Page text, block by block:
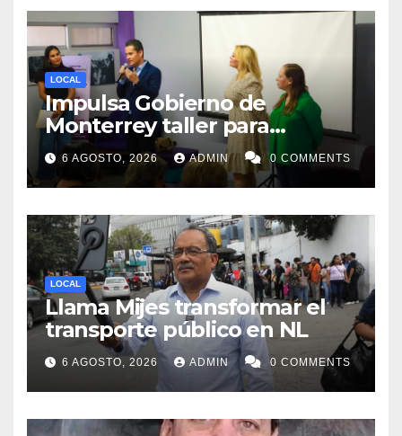
LOCAL
Impulsa Gobierno de
Monterrey taller para
acompañar a mujeres en
procesos de pérdida y duelo
6 AGOSTO, 2026 ADMIN 0 COMMENTS
LOCAL
Llama Mijes transformar el
transporte público en NL
6 AGOSTO, 2026 ADMIN 0 COMMENTS